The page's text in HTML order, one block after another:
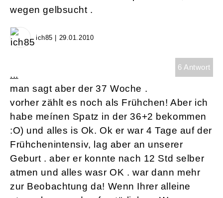
wegen gelbsucht .
ich85 | 29.01.2010
6 Antwort
...
man sagt aber der 37 Woche .
vorher zählt es noch als Frühchen! Aber ich
habe meínen Spatz in der 36+2 bekommen
:O) und alles is Ok. Ok er war 4 Tage auf der
Frühchenintensiv, lag aber an unserer
Geburt . aber er konnte nach 12 Std selber
atmen und alles wasr OK . war dann mehr
zur Beobachtung da! Wenn Ihrer alleine